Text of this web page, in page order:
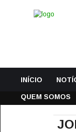
INÍCIO
QUEM SOMOS